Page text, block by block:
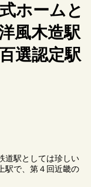
ホームと
風木造駅
選認定駅
道駅としては珍しい
駅で、第４回近畿の